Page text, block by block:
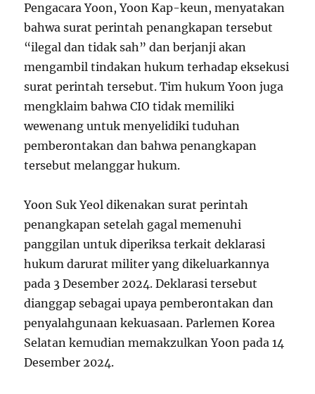
Pengacara Yoon, Yoon Kap-keun, menyatakan
bahwa surat perintah penangkapan tersebut
“ilegal dan tidak sah” dan berjanji akan
mengambil tindakan hukum terhadap eksekusi
surat perintah tersebut. Tim hukum Yoon juga
mengklaim bahwa CIO tidak memiliki
wewenang untuk menyelidiki tuduhan
pemberontakan dan bahwa penangkapan
tersebut melanggar hukum.
Yoon Suk Yeol dikenakan surat perintah
penangkapan setelah gagal memenuhi
panggilan untuk diperiksa terkait deklarasi
hukum darurat militer yang dikeluarkannya
pada 3 Desember 2024. Deklarasi tersebut
dianggap sebagai upaya pemberontakan dan
penyalahgunaan kekuasaan. Parlemen Korea
Selatan kemudian memakzulkan Yoon pada 14
Desember 2024.